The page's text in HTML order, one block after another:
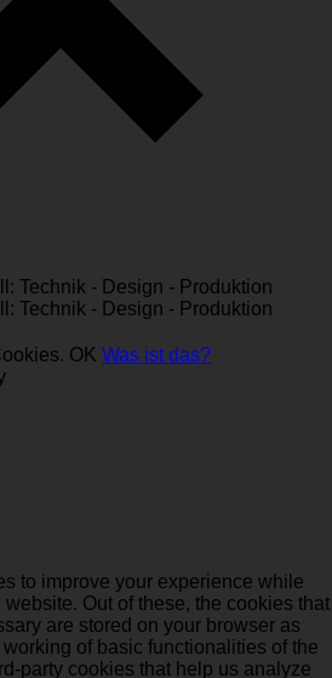
OK Was ist das?
to improve your experience while
Out of these, the cookies that
are stored on your browser as
of basic functionalities of the
party cookies that help us analyze